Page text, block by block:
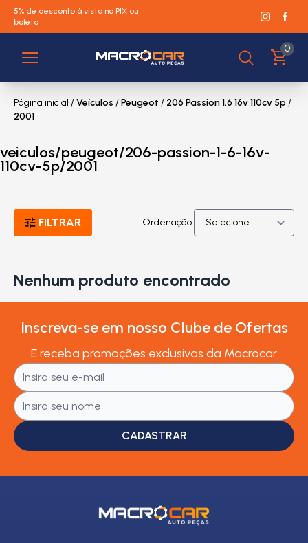
5% de desconto à vista no PIX ou
boleto
0
Página inicial /Veículos /Peugeot / 206 Passion 1.6 16v 110cv 5p/
2001
veiculos/peugeot/206-passion-1-6-16v-
110cv-5p/2001
FILTRAR Ordenação:
Nenhum produto encontrado
Inscreva-se em nosso Clube de Ofertas
E receba promoções exclusivas da Macrocar
CADASTRAR